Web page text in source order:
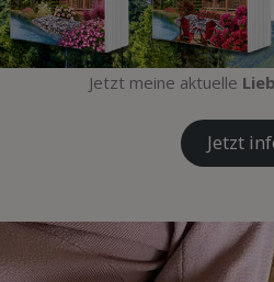
Jetzt meine aktuelle
Jetzt